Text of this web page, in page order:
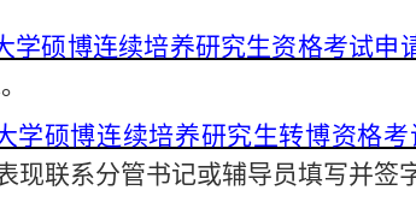
学硕博连续培养研究生资格考试申
学硕博连续培养研究生转博资格考
现联系分管书记或辅导员填写并签